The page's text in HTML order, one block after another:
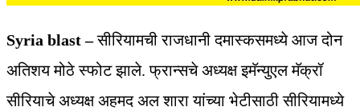
Syria blast –सीरियामची राजधानी दमास्कसमध्ये आज दोन
अतिशय मोठे स्फोट झाले. फ्रान्सचे अध्यक्ष इमॅन्युएल मॅक्रॉ
सीरियाचे अध्यक्ष अहमद अल शारा यांच्या भेटीसाठी सीरियामध्ये